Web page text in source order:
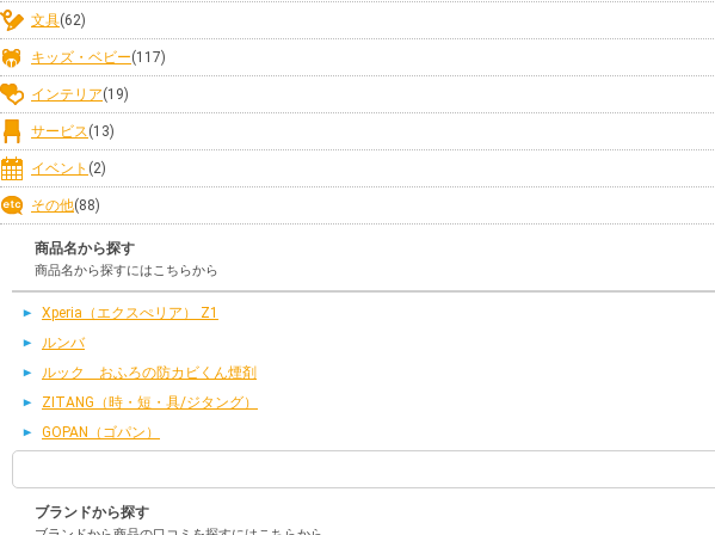
文具(62)
キッズ・ベビー(117)
インテリア(19)
サービス(13)
イベント (2)
その他(88)
商品名から探す
商品名から探すにはこちらから
Xperia（エクスぺリア） Z1
ルンバ
ルック おふろの防カビくん煙剤
ZITANG（時・短・具/ジタング）
GOPAN（ゴパン）
ブランドから探す